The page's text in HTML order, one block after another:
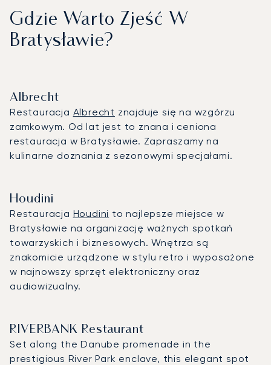
Gdzie Warto Zjeść W
Bratysławie?
Albrecht
Restauracja Albrecht znajduje się na wzgórzu
zamkowym. Od lat jest to znana i ceniona
restauracja w Bratysławie. Zapraszamy na
kulinarne doznania z sezonowymi specjałami.
Houdini
Restauracja Houdini to najlepsze miejsce w
Bratysławie na organizację ważnych spotkań
towarzyskich i biznesowych. Wnętrza są
znakomicie urządzone w stylu retro i wyposażone
w najnowszy sprzęt elektroniczny oraz
audiowizualny.
RIVERBANK Restaurant
Set along the Danube promenade in the
prestigious River Park enclave, this elegant spot